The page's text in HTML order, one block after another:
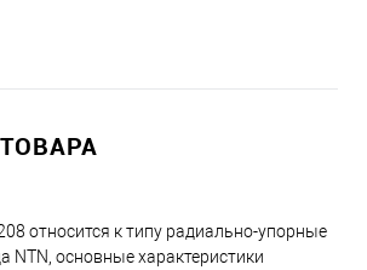
относится к типу радиально-упорные
NTN, основные характеристики